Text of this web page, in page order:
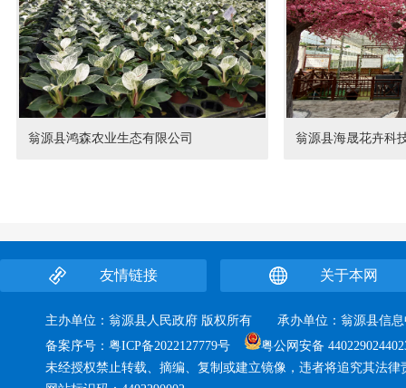
翁源县鸿森农业生态有限公司 翁源县海晟花卉科
友情链接 关于本网
主办单位：翁源县人民政府 版权所有 承办单位：翁源县
备案序号： 粤ICP备2022127779号
粤公网安备
未经授权禁止转载、摘编、复制或建立镜像，违者将追究其法律